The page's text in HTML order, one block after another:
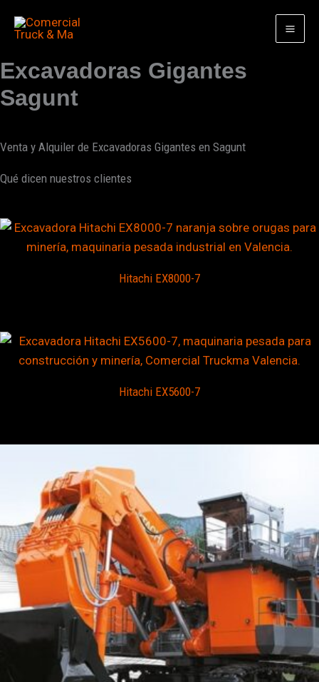
Excavadoras Gigantes
Sagunt
Venta y Alquiler de Excavadoras Gigantes en Sagunt
Qué dicen nuestros clientes
Hitachi EX8000-7
Hitachi EX5600-7